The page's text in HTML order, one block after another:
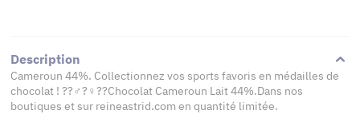
Description
Cameroun 44%. Collectionnez vos sports favoris en médailles de
chocolat ! ??‍♂️?‍♀️??Chocolat Cameroun Lait 44%.Dans nos
boutiques et sur reineastrid.com en quantité limitée.